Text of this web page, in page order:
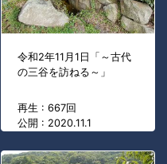
令和2年11月1日「～古代
の三谷を訪ねる～」
再生 : 667回
公開 : 2020.11.1